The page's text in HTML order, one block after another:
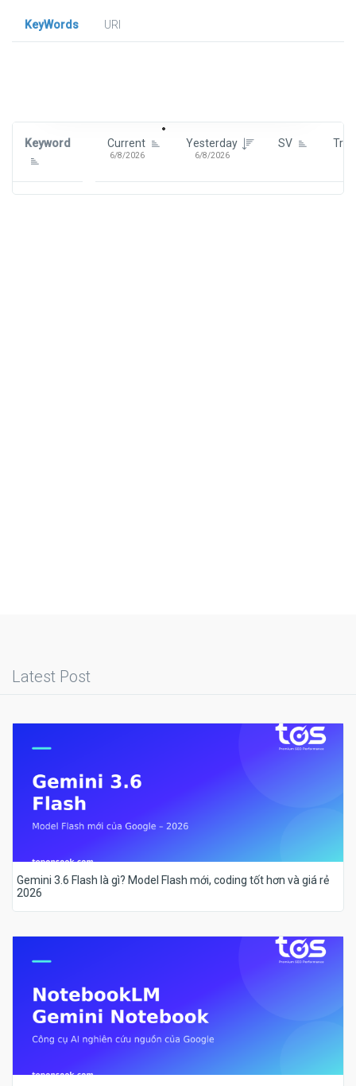
KeyWords
URl
Keyword Current
6/8/2026
Yesterday
6/8/2026
SV
Latest Post
Gemini 3.6 Flash là gì? Model Flash mới, coding tốt hơn và giá rẻ
2026